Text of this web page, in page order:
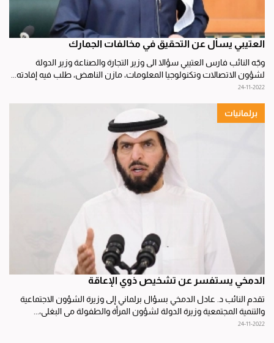
العتيبي يسأل عن التحقيق في مخالفات الجمارك
وجّه النائب فارس العتيبي سؤالا الى وزير التجارة والصناعة وزير الدولة
لشؤون الاتصالات وتكنولوجيا المعلومات، مازن الناهض، طلب فيه إفادته...
24-11-2022
برلمانيات
الدمخي يستفسر عن تشخيص ذوي الإعاقة
تقدم النائب د. عادل الدمخي بسؤال برلماني إلى وزيرة الشؤون الاجتماعية
والتنمية المجتمعية وزيرة الدولة لشؤون المرأة والطفولة مي البغلي،...
24-11-2022